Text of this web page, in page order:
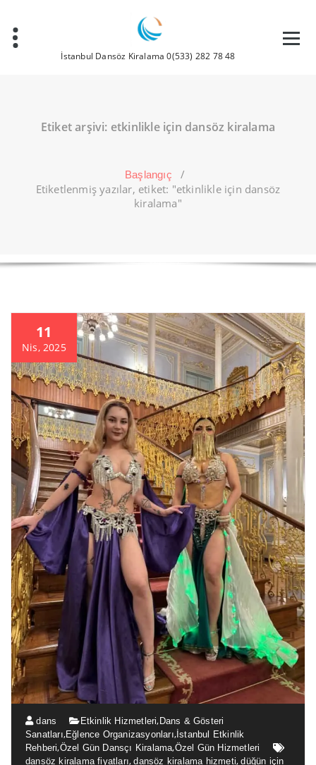
İstanbul Dansöz Kiralama 0(533) 282 78 48
Etiket arşivi: etkinlikle için dansöz kiralama
Başlangıç
/
Etiketlenmiş yazılar, etiket: "etkinlikle için dansöz
kiralama"
11
Nis, 2025
dans Etkinlik Hizmetleri, Dans & Gösteri
Sanatları,Eğlence Organizasyonları, İstanbul Etkinlik
Rehberi,Özel Gün Dansçı Kiralama,Özel Gün Hizmetleri
dansöz kiralama fiyatları,dansöz kiralama hizmeti,düğün için